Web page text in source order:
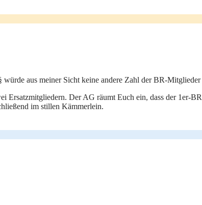
aus meiner Sicht keine andere Zahl der BR-Mitglieder
Der AG räumt Euch ein, dass der 1er-
im stillen Kämmerlein.